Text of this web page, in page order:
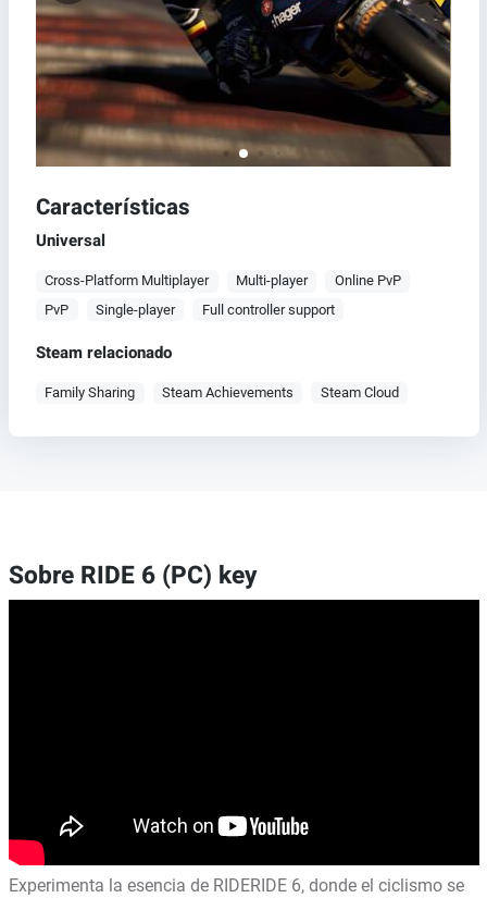
Características
Universal
Cross-Platform Multiplayer Multi-player
Online PvP
PvP
Single-player Full controller support
Steam relacionado
Family Sharing Steam Achievements Steam Cloud
Sobre RIDE 6 (PC) key
Experimenta la esencia de RIDERIDE 6, donde el ciclismo se